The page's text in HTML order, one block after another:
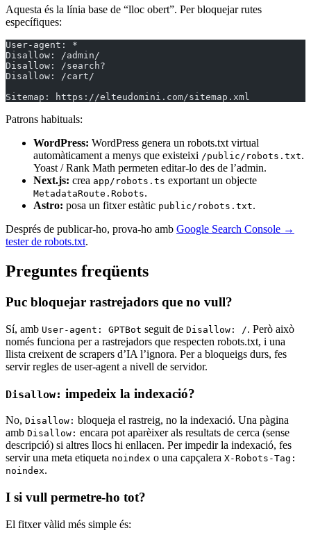
Aquesta és la línia base de “lloc obert”. Per bloquejar rutes
específiques:
User-agent: *
Disallow: /admin/
Disallow: /search?
Disallow: /cart/
Sitemap: https://elteudomini.com/sitemap.xml
Patrons habituals:
WordPress: WordPress genera un robots.txt virtual
automàticament a menys que existeixi /public/robots.txt.
Yoast / Rank Math permeten editar-lo des de l’admin.
Next.js: crea app/robots.ts exportant un objecte
MetadataRoute.Robots.
Astro: posa un fitxer estàtic public/robots.txt.
Després de publicar-ho, prova-ho amb Google Search Console →
tester de robots.txt.
Preguntes freqüents
Puc bloquejar rastrejadors que no vull?
Sí, amb User-agent: GPTBot seguit de Disallow: /. Però això
només funciona per a rastrejadors que respecten robots.txt, i una
llista creixent de scrapers d’IA l’ignora. Per a bloqueigs durs, fes
servir regles de user-agent a nivell de servidor.
Disallow: impedeix la indexació?
No, Disallow: bloqueja el rastreig, no la indexació. Una pàgina
amb Disallow: encara pot aparèixer als resultats de cerca (sense
descripció) si altres llocs hi enllacen. Per impedir la indexació, fes
servir una meta etiqueta noindex o una capçalera X-Robots-Tag:
noindex.
I si vull permetre-ho tot?
El fitxer vàlid més simple és: